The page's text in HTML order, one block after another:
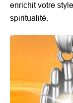
enrichit votre
spiritualité.